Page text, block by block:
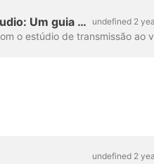
Como utilizar o StreamDeck com o Wave.video's Live Streaming Studio: Um guia passo a passo. undefined 2
undefined 2